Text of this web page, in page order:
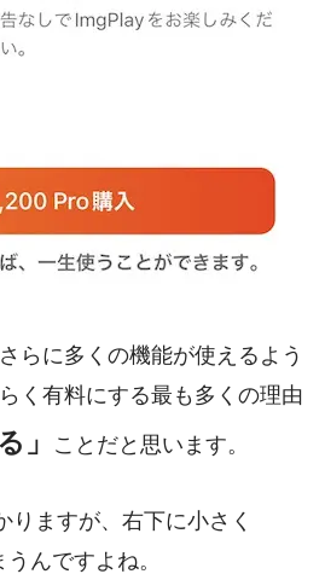
らに多くの機能が使えるよう
く有料にする最も多くの理由
」 ことだと思います。
りますが、右下に小さく
んですよね。